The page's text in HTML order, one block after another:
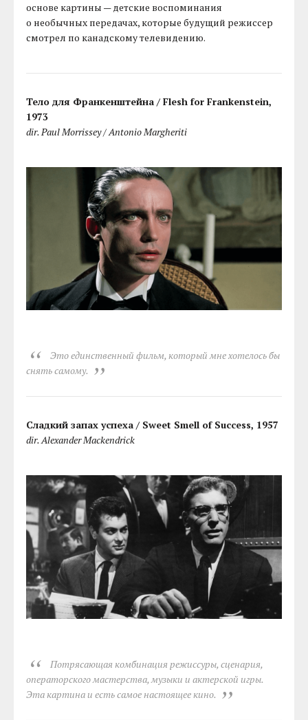
основе картины — детские воспоминания
о необычных передачах, которые будущий режиссер
смотрел по канадскому телевидению.
Тело для Франкенштейна / Flesh for Frankenstein,
1973
dir. Paul Morrissey / Antonio Margheriti
Это единственный фильм, который мне хотелось бы
снять самому.
Сладкий запах успеха / Sweet Smell of Success, 1957
dir. Alexander Mackendrick
Потрясающая комбинация режиссуры, сценария,
операторского мастерства, музыки и актерской игры.
Эта картина и есть самое настоящее кино.